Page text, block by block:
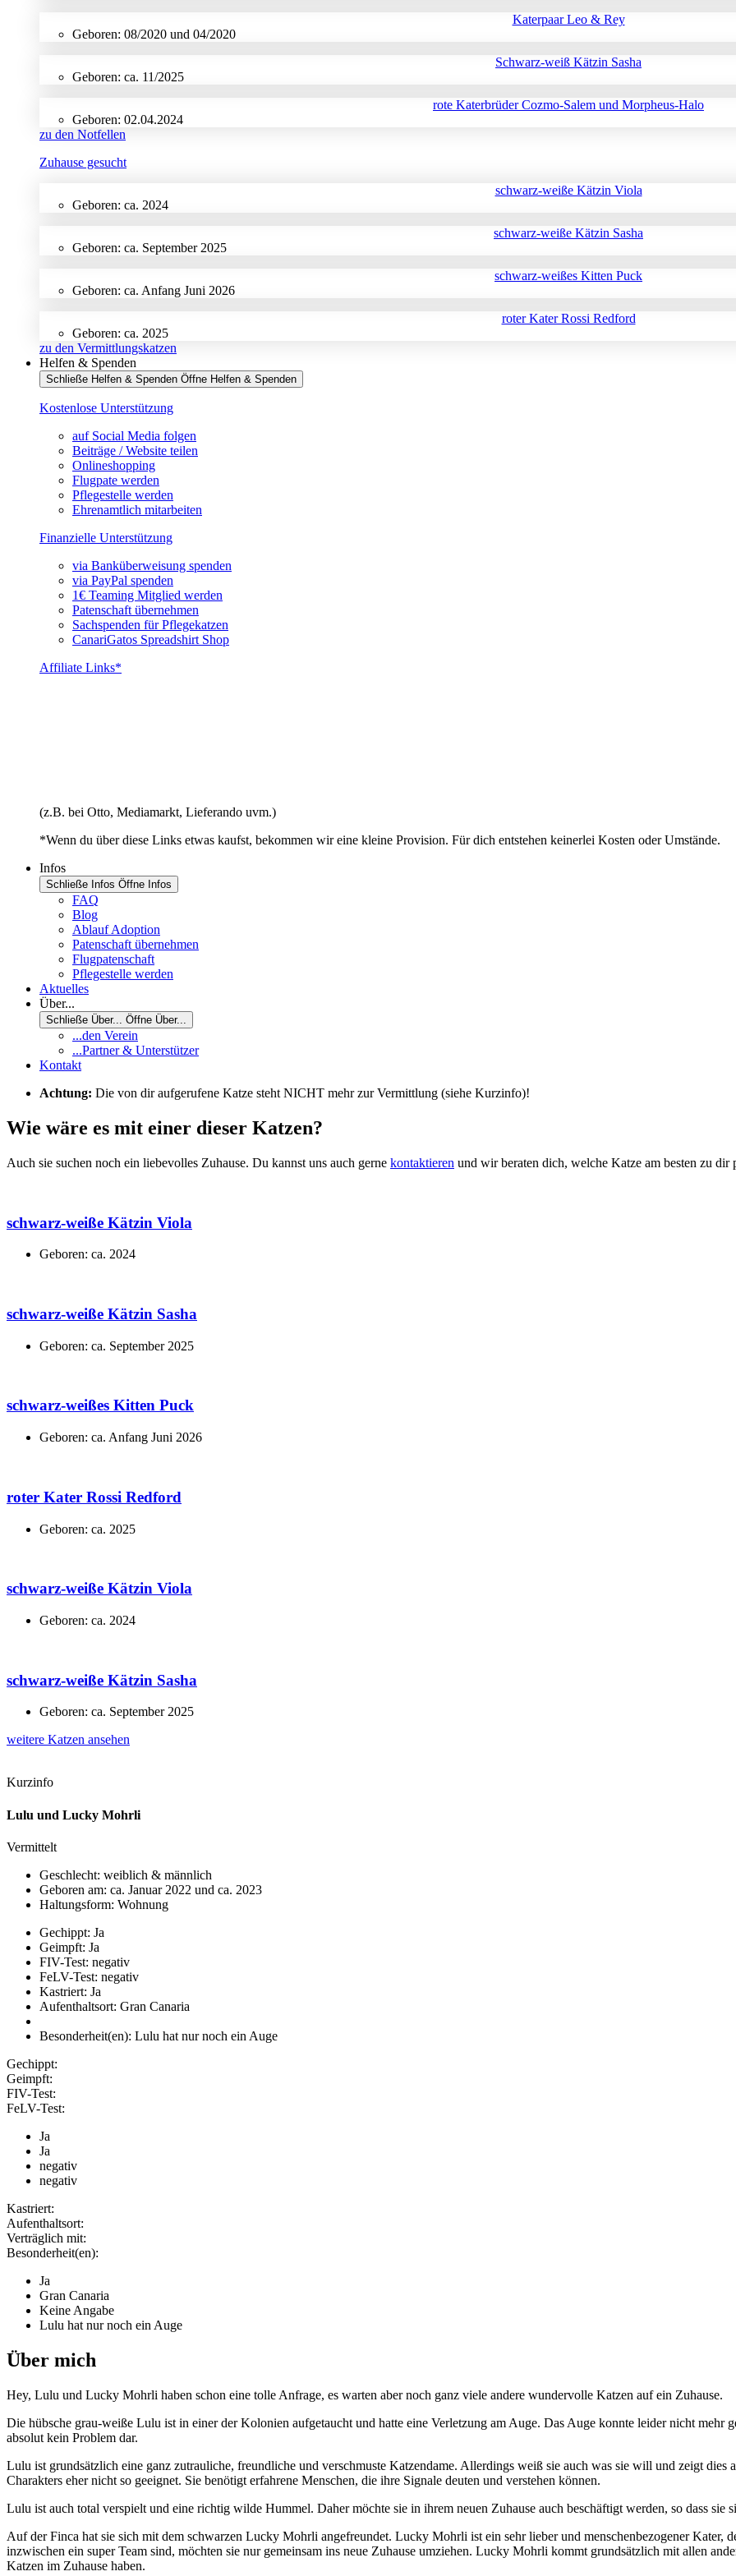
Katerpaar Leo & Rey
Geboren: 08/2020 und 04/2020
Schwarz-weiß Kätzin Sasha
Geboren: ca. 11/2025
rote Katerbrüder Cozmo-Salem und Morpheus-Halo
Geboren: 02.04.2024
zu den Notfellen
Zuhause gesucht
schwarz-weiße Kätzin Viola
Geboren: ca. 2024
schwarz-weiße Kätzin Sasha
Geboren: ca. September 2025
schwarz-weißes Kitten Puck
Geboren: ca. Anfang Juni 2026
roter Kater Rossi Redford
Geboren: ca. 2025
zu den Vermittlungskatzen
Helfen & Spenden
Schließe Helfen & Spenden Öffne Helfen & Spenden
Kostenlose Unterstützung
auf Social Media folgen
Beiträge / Website teilen
Onlineshopping
Flugpate werden
Pflegestelle werden
Ehrenamtlich mitarbeiten
Finanzielle Unterstützung
via Banküberweisung spenden
via PayPal spenden
1€ Teaming Mitglied werden
Patenschaft übernehmen
Sachspenden für Pflegekatzen
CanariGatos Spreadshirt Shop
Affiliate Links*
(z.B. bei Otto, Mediamarkt, Lieferando uvm.)
*Wenn du über diese Links etwas kaufst, bekommen wir eine kleine Provision. Für dich entstehen keinerlei Kosten oder Umstände.
Infos
Schließe Infos Öffne Infos
FAQ
Blog
Ablauf Adoption
Patenschaft übernehmen
Flugpatenschaft
Pflegestelle werden
Aktuelles
Über...
Schließe Über... Öffne Über...
...den Verein
...Partner & Unterstützer
Kontakt
Achtung: Die von dir aufgerufene Katze steht NICHT mehr zur Vermittlung (siehe Kurzinfo)!
Wie wäre es mit einer dieser Katzen?
Auch sie suchen noch ein liebevolles Zuhause. Du kannst uns auch gerne kontaktieren und wir beraten dich, welche Katze am besten zu dir
schwarz-weiße Kätzin Viola
Geboren: ca. 2024
schwarz-weiße Kätzin Sasha
Geboren: ca. September 2025
schwarz-weißes Kitten Puck
Geboren: ca. Anfang Juni 2026
roter Kater Rossi Redford
Geboren: ca. 2025
schwarz-weiße Kätzin Viola
Geboren: ca. 2024
schwarz-weiße Kätzin Sasha
Geboren: ca. September 2025
weitere Katzen ansehen
Kurzinfo
Lulu und Lucky Mohrli
Vermittelt
Geschlecht: weiblich & männlich
Geboren am: ca. Januar 2022 und ca. 2023
Haltungsform: Wohnung
Gechippt: Ja
Geimpft: Ja
FIV-Test: negativ
FeLV-Test: negativ
Kastriert: Ja
Aufenthaltsort: Gran Canaria
Besonderheit(en): Lulu hat nur noch ein Auge
Gechippt:
Geimpft:
FIV-Test:
FeLV-Test:
Ja
Ja
negativ
negativ
Kastriert:
Aufenthaltsort:
Verträglich mit:
Besonderheit(en):
Ja
Gran Canaria
Keine Angabe
Lulu hat nur noch ein Auge
Über mich
Hey, Lulu und Lucky Mohrli haben schon eine tolle Anfrage, es warten aber noch ganz viele andere wundervolle Katzen auf ein Zuhause.
Die hübsche grau-weiße Lulu ist in einer der Kolonien aufgetaucht und hatte eine Verletzung am Auge. Das Auge konnte leider nicht mehr
absolut kein Problem dar.
Lulu ist grundsätzlich eine ganz zutrauliche, freundliche und verschmuste Katzendame. Allerdings weiß sie auch was sie will und zeigt dies
Charakters eher nicht so geeignet. Sie benötigt erfahrene Menschen, die ihre Signale deuten und verstehen können.
Lulu ist auch total verspielt und eine richtig wilde Hummel. Daher möchte sie in ihrem neuen Zuhause auch beschäftigt werden, so dass sie
Auf der Finca hat sie sich mit dem schwarzen Lucky Mohrli angefreundet. Lucky Mohrli ist ein sehr lieber und menschenbezogener Kater,
inzwischen ein super Team sind, möchten sie nur gemeinsam ins neue Zuhause umziehen. Lucky Mohrli kommt grundsätzlich mit allen
Katzen im Zuhause haben.